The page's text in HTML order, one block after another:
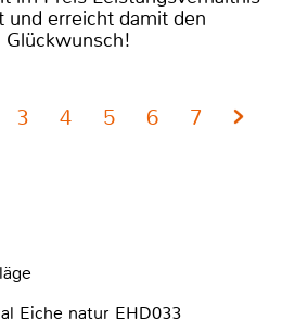
und erreicht damit den
Glückwunsch!
3 4 5 6 7
Eiche natur EHD033